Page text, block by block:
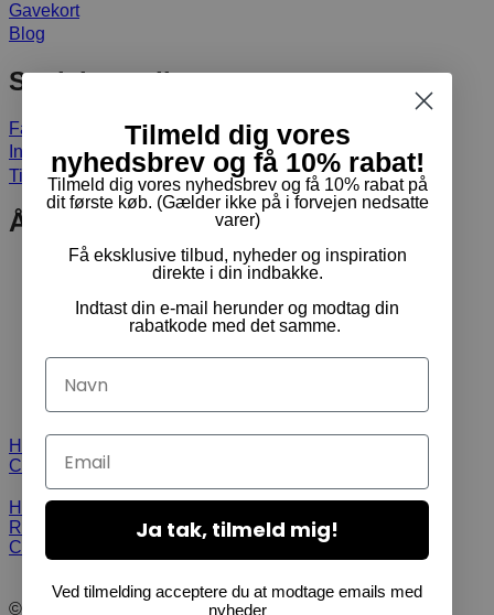
Gavekort
Blog
Sociale medier
Facebook
Instagram
TikTok
Åbningstider
12.00-18.00
Onsdag:12.00-18.00
12.00-18.00
Søndag:
Handelsbetingelser
Cookie- og privatpolitik
Handelsbetingelser
Returnering & ombytning
Cookie- og privatpolitik
© Pam Rideudstyr ApS 2024 | Alle rettigheder forbeholdt.
Tilmeld dig vores
nyhedsbrev og få 10% rabat!
Tilmeld dig vores nyhedsbrev og få 10% rabat på
dit første køb. (Gælder ikke på i forvejen nedsatte
varer)
Få eksklusive tilbud, nyheder og inspiration
direkte i din indbakke.
Indtast din e-mail herunder og modtag din
rabatkode med det samme.
Navn
Email
Ja tak, tilmeld mig!
Ved tilmelding acceptere du at modtage emails med
nyheder